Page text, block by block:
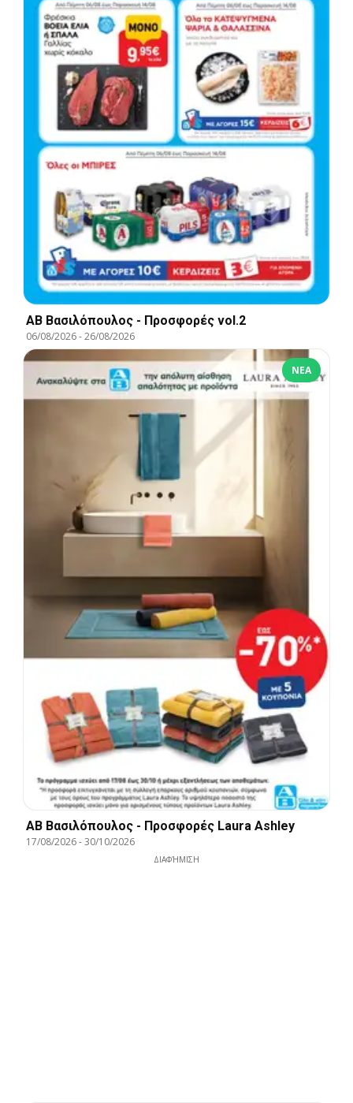
ΑΒ Βασιλόπουλος - Προσφορές vol.2
06/08/2026-26/08/2026
ΝΈΑ
ΑΒ Βασιλόπουλος - Προσφορές Laura Ashley
17/08/2026-30/10/2026
ΔΙΑΦΉΜΙΣΗ